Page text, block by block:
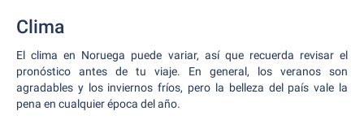
Clima
El clima en Noruega puede variar, así que recuerda revisar el
pronóstico antes de tu viaje. En general, los veranos son
agradables y los inviernos fríos, pero la belleza del país vale la
pena en cualquier época del año.